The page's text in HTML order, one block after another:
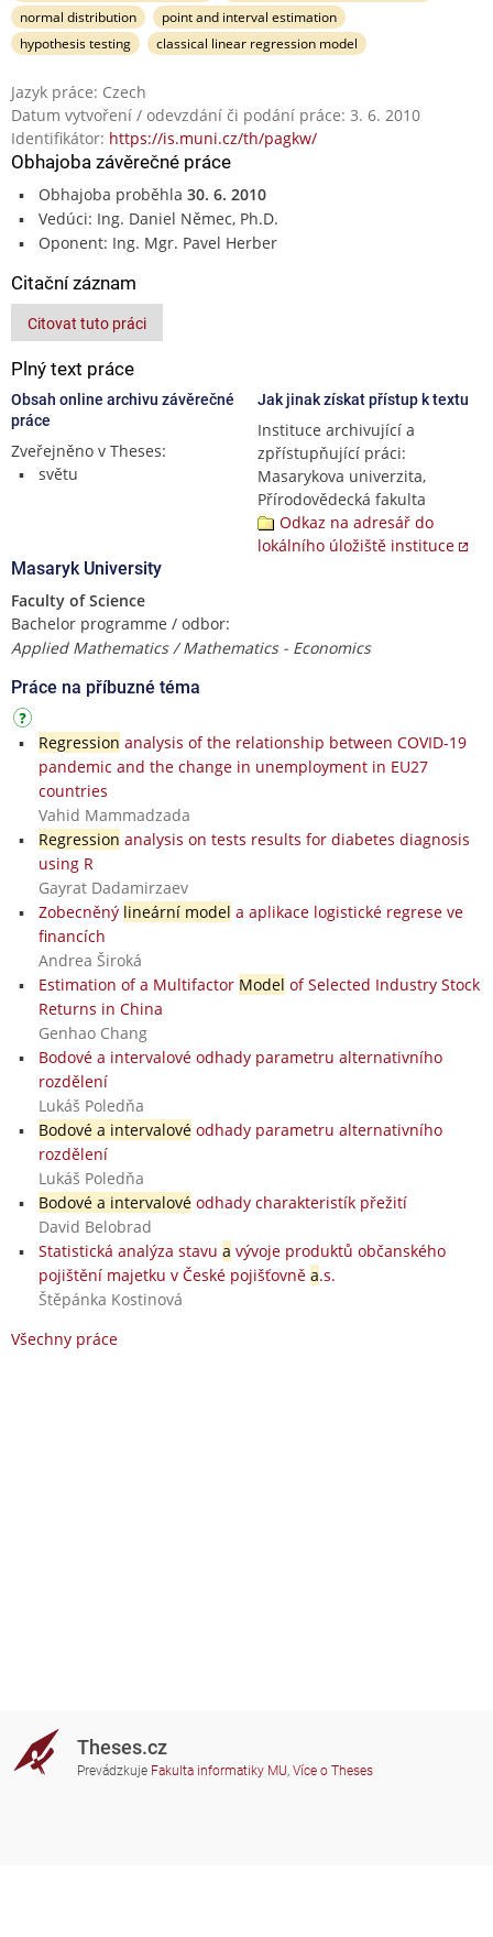
normal distribution
point and interval estimation
hypothesis testing
classical linear regression model
Jazyk práce: Czech
Datum vytvoření / odevzdání či podání práce: 3. 6. 2010
Identifikátor: https://is.muni.cz/th/pagkw/
Obhajoba závěrečné práce
Obhajoba proběhla 30. 6. 2010
Vedúci: Ing. Daniel Němec, Ph.D.
Oponent: Ing. Mgr. Pavel Herber
Citační záznam
Citovat tuto práci
Plný text práce
Obsah online archivu závěrečné
práce
Zveřejněno v Theses:
světu
Jak jinak získat přístup k textu
Instituce archivující a
zpřístupňující práci:
Masarykova univerzita,
Přírodovědecká fakulta
Odkaz na adresář do
lokálního úložiště instituce
Masaryk University
Faculty of Science
Bachelor programme / odbor:
Applied Mathematics / Mathematics - Economics
Práce na příbuzné téma
Regression analysis of the relationship between COVID-19
pandemic and the change in unemployment in EU27
countries
Vahid Mammadzada
Regression analysis on tests results for diabetes diagnosis
using R
Gayrat Dadamirzaev
Zobecněný lineární model a aplikace logistické regrese ve
financích
Andrea Široká
Estimation of a Multifactor Model of Selected Industry Stock
Returns in China
Genhao Chang
Bodové a intervalové odhady parametru alternativního
rozdělení
Lukáš Poledňa
Bodové a intervalovéodhady parametru alternativního
rozdělení
Lukáš Poledňa
Bodové a intervalovéodhady charakteristík přežití
David Belobrad
Statistická analýza stavu a vývoje produktů občanského
pojištění majetku v České pojišťovně a.s.
Štěpánka Kostinová
Všechny práce
Theses.cz
Prevádzkuje Fakulta informatiky MU, Více o Theses